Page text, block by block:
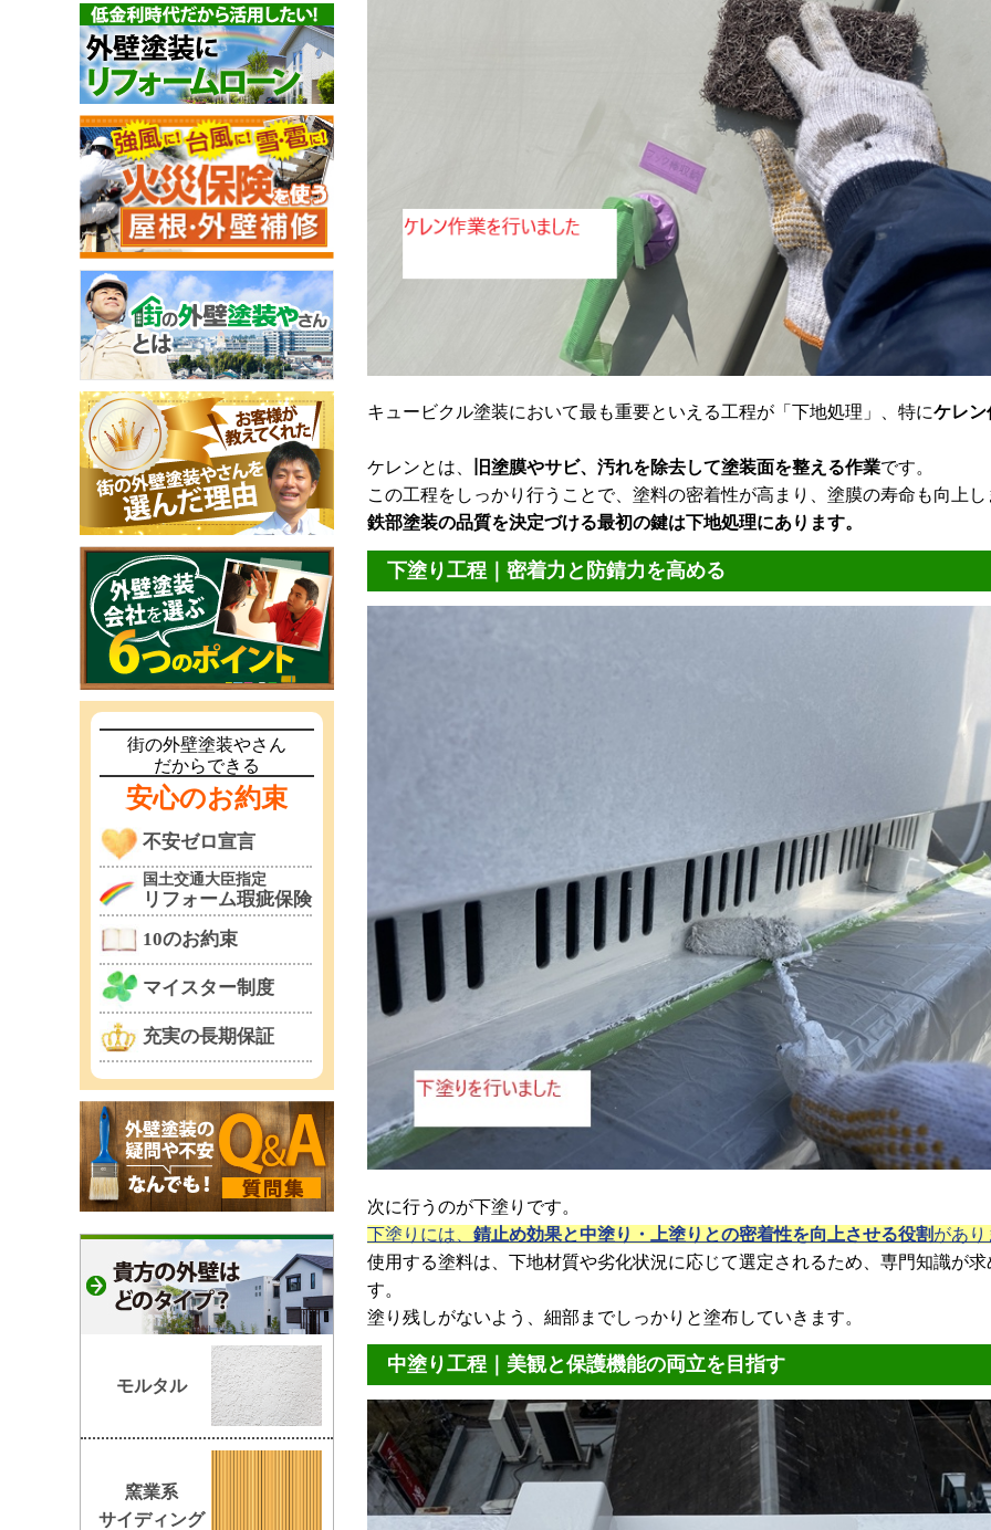
キュービクル塗装において最も重要といえる工程が「下地処理」、特にケレン
ケレンとは、 旧塗膜やサビ、汚れを除去して塗装面を整える作業です。
この工程をしっかり行うことで、塗料の密着性が高まり、塗膜の寿命も向上し
鉄部塗装の品質を決定づける最初の鍵は下地処理にあります。
下塗り工程｜密着力と防錆力を高める
次に行うのが下塗りです。
下塗りには、 錆止め効果と中塗り・上塗りとの密着性を向上させる役割があ
使用する塗料は、下地材質や劣化状況に応じて選定されるため、専門知識が
す。
塗り残しがないよう、細部までしっかりと塗布していきます。
中塗り工程｜美観と保護機能の両立を目指す
街の外壁塗装やさん
だからできる
安心のお約束
不安ゼロ宣言
国土交通大臣指定
リフォーム瑕疵保険
10のお約束
マイスター制度
充実の長期保証
モルタル
窯業系
サイディング